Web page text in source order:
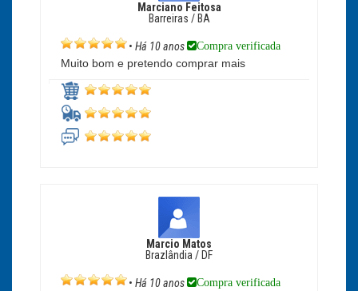
Marciano Feitosa
Barreiras / BA
• Há 10 anos Compra verificada
Muito bom e pretendo comprar mais
Marcio Matos
Brazlândia / DF
• Há 10 anos Compra verificada